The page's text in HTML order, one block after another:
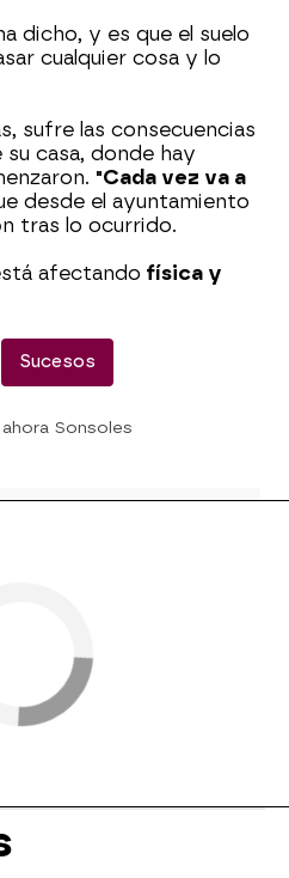
dicho, y es que el suelo
cualquier cosa y lo
sufre las consecuencias
casa, donde hay
"Cada vez va a
desde el ayuntamiento
tras lo ocurrido.
afectando física y
Sucesos
ahora Sonsoles